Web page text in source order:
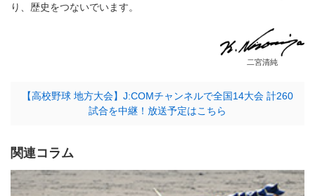
り、歴史をつないでいます。
二宮清純
【高校野球 地方大会】J:COMチャンネルで全国14大会 計260
試合を中継！放送予定はこちら
関連コラム